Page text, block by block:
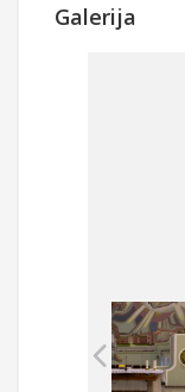
Galerija